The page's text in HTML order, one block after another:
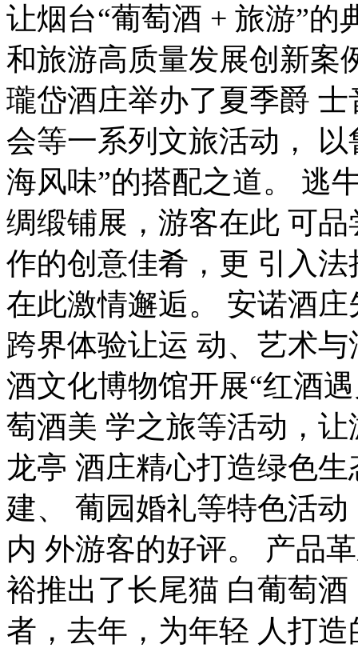
让烟台“葡萄酒 + 旅游”
和旅游高质量发展创新案
瓏岱酒庄举办了夏季爵
会等一系列文旅活动，
海风味”的搭配之道。 逃
绸缎铺展，游客在此 可
作的创意佳肴，更 引入
在此激情邂逅。 安诺酒
跨界体验让运 动、艺术
酒文化博物馆开展“红酒
萄酒美 学之旅等活动，
龙亭 酒庄精心打造绿色
建、 葡园婚礼等特色活
内 外游客的好评。 产品
裕推出了长尾猫 白葡萄
者，去年，为年轻 人打